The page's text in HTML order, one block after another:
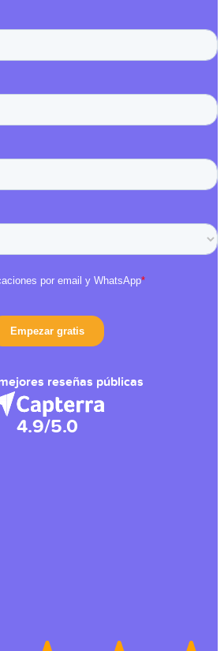
reseñas públicas
4.9/5.0